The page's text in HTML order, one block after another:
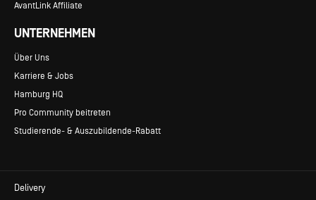
AvantLink Affiliate
UNTERNEHMEN
Über Uns
Karriere & Jobs
Hamburg HQ
Pro Community beitreten
Studierende- & Auszubildende-Rabatt
Delivery